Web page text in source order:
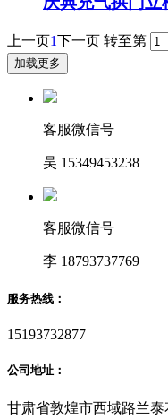
上一页1下一页 转至第
加载更多
客服微信号
吴 15349453238
客服微信号
李 18793737769
服务热线：
15193732877
公司地址：
甘肃省敦煌市西域路兰泰